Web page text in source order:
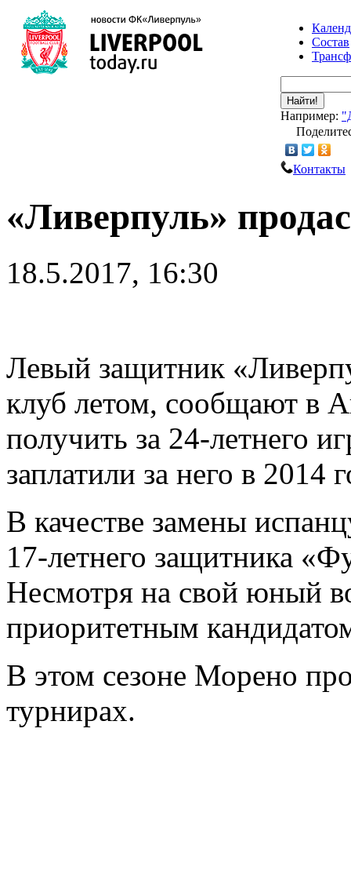
Состав
Найти!
Например:
Контакты
«Ливерпуль»
18.5.2017, 16:30
Левый защитник
клуб летом, сообщают в
получить за 24-летнего
заплатили за него в
В качестве замены
17-летнего защитника
Несмотря на свой юный
приоритетным
В этом сезоне Морено
турнирах.